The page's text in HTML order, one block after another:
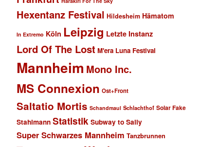
Hexentanz Festival Hildesheim Hämatom
In Extremo Köln Leipzig Letzte Instanz
Lord Of The Lost M'era Luna Festival
Mannheim Mono Inc.
MS Connexion Ost+Front
Saltatio Mortis Schandmaul Schlachthof Solar Fake
Stahlmann Statistik Subway to Sally
Super Schwarzes Mannheim Tanzbrunnen